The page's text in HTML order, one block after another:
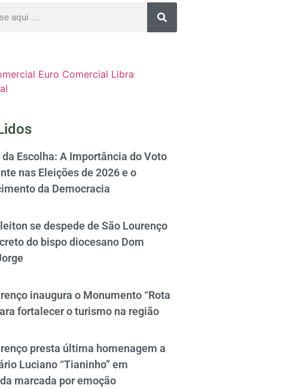
Euro Comercial Libra
da Escolha: A Importância do Voto
nas Eleições de 2026 e o
da Democracia
se despede de São Lourenço
do bispo diocesano Dom
inaugura o Monumento “Rota
fortalecer o turismo na região
presta última homenagem a
Luciano “Tianinho” em
marcada por emoção